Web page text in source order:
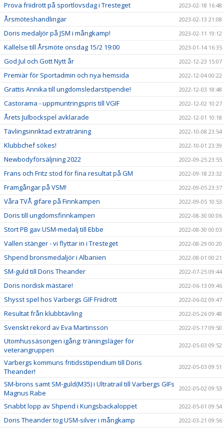
Prova friidrott på sportlovsdag i Tresteget 2023-02-18 16:48
Årsmöteshandlingar 2023-02-13 21:08
Doris medaljör på JSM i mångkamp! 2023-02-11 19:12
Kallelse till Årsmöte onsdag 15/2 19:00 2023-01-14 16:35
God Jul och Gott Nytt år 2022-12-23 15:07
Premiär för Sportadmin och nya hemsida 2022-12-04 00:22
Grattis Annika till ungdomsledarstipendie! 2022-12-03 18:48
Castorama - uppmuntringspris till VGIF 2022-12-02 10:27
Årets Julbockspel avklarade 2022-12-01 10:18
Tävlingsinriktad extraträning 2022-10-08 23:54
Klubbchef sökes! 2022-10-01 23:39
Newbodyförsäljning 2022 2022-09-25 23:55
Frans och Fritz stod för fina resultat på GM 2022-09-18 23:32
Framgångar på VSM! 2022-09-05 23:37
Våra TVÅ gifare på Finnkampen 2022-09-05 10:53
Doris till ungdomsfinnkampen 2022-08-30 00:06
Stort PB gav USM-medalj till Ebbe 2022-08-30 00:03
Vallen stänger - vi flyttar in i Tresteget 2022-08-29 00:20
Shpend bronsmedaljör i Albanien 2022-08-01 00:21
SM-guld till Doris Theander 2022-07-25 09:44
Doris nordisk mästare! 2022-06-13 09:46
Shysst spel hos Varbergs GIF Friidrott 2022-06-02 09:47
Resultat från klubbtävling 2022-05-26 09:48
Svenskt rekord av Eva Martinsson 2022-05-17 09:50
Utomhussäsongen igång: träningsläger för
veterangruppen
2022-05-03 09:52
Varbergs kommuns fritidsstipendium till Doris
Theander!
2022-05-03 09:51
SM-brons samt SM-guld(M35) i Ultratrail till Varbergs GIFs
Magnus Rabe
2022-05-02 09:53
Snabbt lopp av Shpend i Kungsbackaloppet 2022-05-01 09:54
Doris Theander tog USM-silver i mångkamp 2022-03-21 09:56